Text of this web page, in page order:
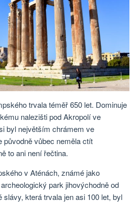
trvala téměř 650 let. Dominuje
nalezišti pod Akropolí ve
byl největším chrámem ve
původně vůbec neměla ctít
to ani není řečtina.
v Aténách, známé jako
park jihovýchodně od
která trvala jen asi 100 let, byl